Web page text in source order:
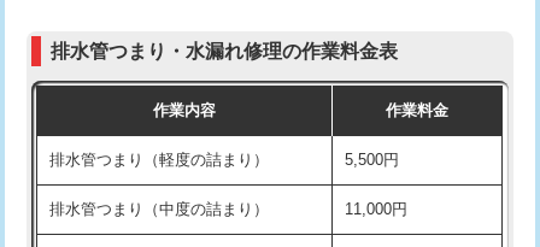
追加人工 16,500円
現場見積
※給水管工事は20mmまでの価格です。
交換・取付（その他部品） 11,000円+材料費
持込商品取付（単水栓） 13,200円
持込商品取付（混合水栓） 16,500円
持込商品取付（浄水器・分岐水栓） 16,500円
給水管工事※（ホール加工) 16,500円
排水管つまり・水漏れ修理の作業料金表
作業内容 作業料金
排水管つまり（軽度の詰まり） 5,500円
排水管つまり（中度の詰まり） 11,000円